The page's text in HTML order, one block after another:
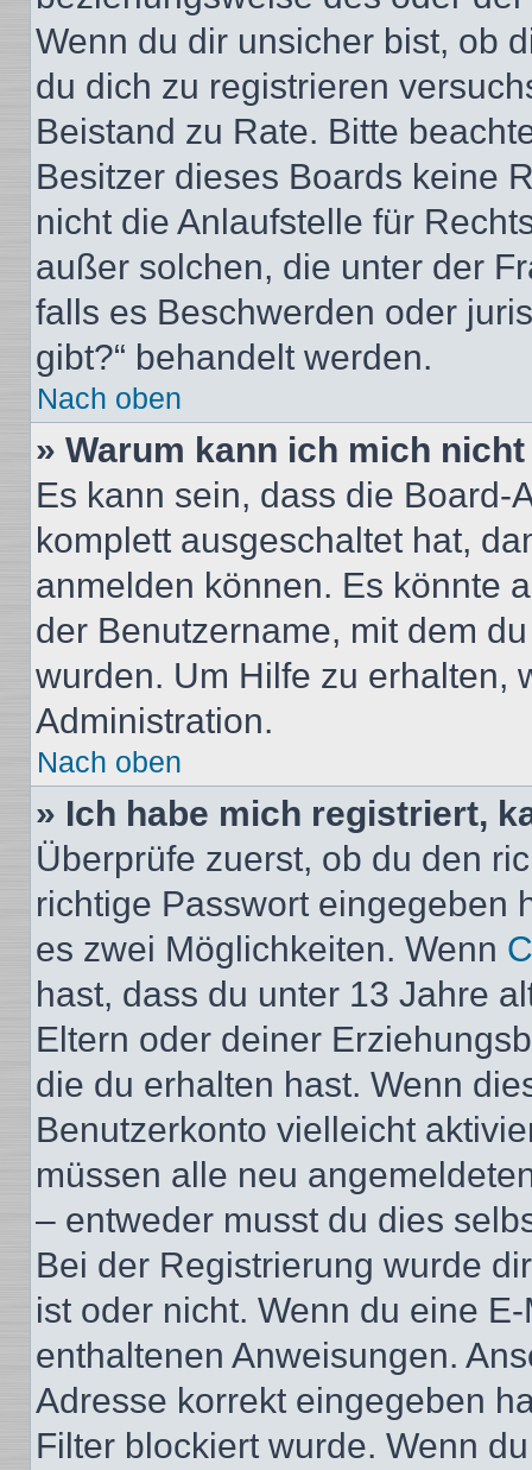
Wenn du dir unsicher bist, ob
du dich zu registrieren
Beistand zu Rate. Bitte
Besitzer dieses Boards keine
nicht die Anlaufstelle für
außer solchen, die unter der
falls es Beschwerden oder
gibt?“ behandelt werden.
Nach oben
» Warum kann ich mich
Es kann sein, dass die
komplett ausgeschaltet hat,
anmelden können. Es könnte
der Benutzername, mit dem
wurden. Um Hilfe zu erhalten,
Administration.
Nach oben
» Ich habe mich registriert,
Überprüfe zuerst, ob du den
richtige Passwort eingegeben
es zwei Möglichkeiten. Wenn
hast, dass du unter 13 Jahre
Eltern oder deiner
die du erhalten hast. Wenn
Benutzerkonto vielleicht
müssen alle neu
– entweder musst du dies
Bei der Registrierung wurde
ist oder nicht. Wenn du eine
enthaltenen Anweisungen.
Adresse korrekt eingegeben
Filter blockiert wurde. Wenn